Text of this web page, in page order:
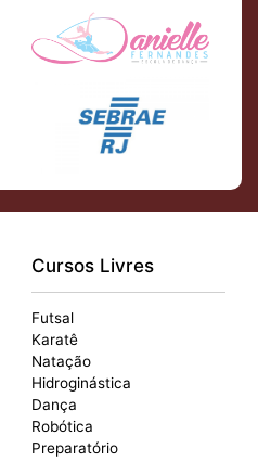
Cursos Livres
Futsal
Karatê
Natação
Hidroginástica
Dança
Robótica
Preparatório